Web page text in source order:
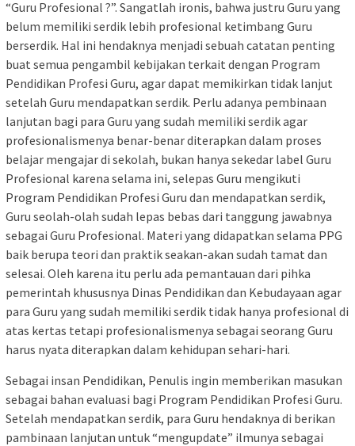
“Guru Profesional ?”. Sangatlah ironis, bahwa justru Guru yang
belum memiliki serdik lebih profesional ketimbang Guru
berserdik. Hal ini hendaknya menjadi sebuah catatan penting
buat semua pengambil kebijakan terkait dengan Program
Pendidikan Profesi Guru, agar dapat memikirkan tidak lanjut
setelah Guru mendapatkan serdik. Perlu adanya pembinaan
lanjutan bagi para Guru yang sudah memiliki serdik agar
profesionalismenya benar-benar diterapkan dalam proses
belajar mengajar di sekolah, bukan hanya sekedar label Guru
Profesional karena selama ini, selepas Guru mengikuti
Program Pendidikan Profesi Guru dan mendapatkan serdik,
Guru seolah-olah sudah lepas bebas dari tanggung jawabnya
sebagai Guru Profesional. Materi yang didapatkan selama PPG
baik berupa teori dan praktik seakan-akan sudah tamat dan
selesai. Oleh karena itu perlu ada pemantauan dari pihka
pemerintah khususnya Dinas Pendidikan dan Kebudayaan agar
para Guru yang sudah memiliki serdik tidak hanya profesional di
atas kertas tetapi profesionalismenya sebagai seorang Guru
harus nyata diterapkan dalam kehidupan sehari-hari.
Sebagai insan Pendidikan, Penulis ingin memberikan masukan
sebagai bahan evaluasi bagi Program Pendidikan Profesi Guru.
Setelah mendapatkan serdik, para Guru hendaknya di berikan
pambinaan lanjutan untuk “mengupdate” ilmunya sebagai